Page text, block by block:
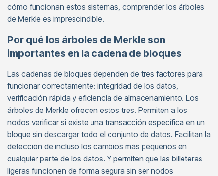
cómo funcionan estos sistemas, comprender los árboles
de Merkle es imprescindible.
Por qué los árboles de Merkle son
importantes en la cadena de bloques
Las cadenas de bloques dependen de tres factores para
funcionar correctamente: integridad de los datos,
verificación rápida y eficiencia de almacenamiento. Los
árboles de Merkle ofrecen estos tres. Permiten a los
nodos verificar si existe una transacción específica en un
bloque sin descargar todo el conjunto de datos. Facilitan la
detección de incluso los cambios más pequeños en
cualquier parte de los datos. Y permiten que las billeteras
ligeras funcionen de forma segura sin ser nodos